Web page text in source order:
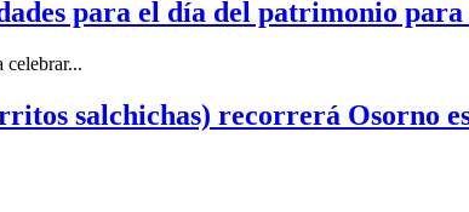
para el día del patrimonio para
celebrar...
salchichas) recorrerá Osorno